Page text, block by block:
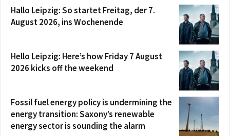
Hallo Leipzig: So startet Freitag, der 7.
August 2026, ins Wochenende
Hello Leipzig: Here’s how Friday 7 August
2026 kicks off the weekend
Fossil fuel energy policy is undermining the
energy transition: Saxony’s renewable
energy sector is sounding the alarm